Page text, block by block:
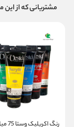
مشتریانی که از این
رنگ اکریلیک وستا 75 میل تنوع رنگ